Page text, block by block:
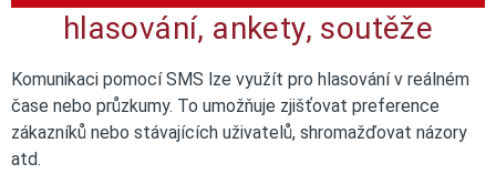
hlasování, ankety, soutěže
Komunikaci pomocí SMS lze využít pro hlasování v reálném
čase nebo průzkumy. To umožňuje zjišťovat preference
zákazníků nebo stávajících uživatelů, shromažďovat názory
atd.